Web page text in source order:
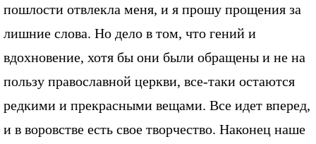
пошлости отвлекла меня, и я прошу прощения за
лишние слова. Но дело в том, что гений и
вдохновение, хотя бы они были обращены и не на
пользу православной церкви, все-таки остаются
редкими и прекрасными вещами. Все идет вперед,
и в воровстве есть свое творчество. Наконец наше